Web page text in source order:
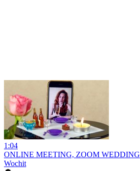
1:04
ONLINE MEETING, ZOOM WEDDING
Wochit